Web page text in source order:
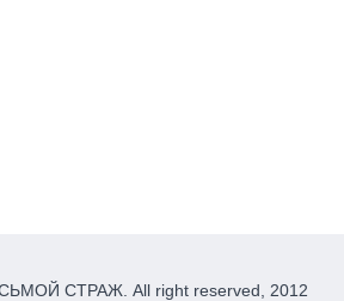
СТРАЖ. All right reserved, 2012